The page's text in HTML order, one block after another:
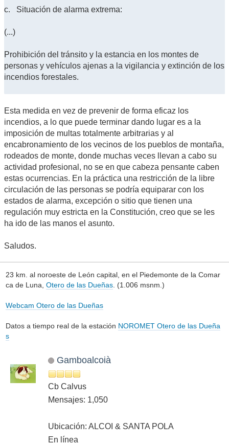
c. Situación de alarma extrema:
(...)
Prohibición del tránsito y la estancia en los montes de
personas y vehículos ajenas a la vigilancia y extinción de los
incendios forestales.
Esta medida en vez de prevenir de forma eficaz los
incendios, a lo que puede terminar dando lugar es a la
imposición de multas totalmente arbitrarias y al
encabronamiento de los vecinos de los pueblos de montaña,
rodeados de monte, donde muchas veces llevan a cabo su
actividad profesional, no se en que cabeza pensante caben
estas ocurrencias. En la práctica una restricción de la libre
circulación de las personas se podría equiparar con los
estados de alarma, excepción o sitio que tienen una
regulación muy estricta en la Constitución, creo que se les
ha ido de las manos el asunto.
Saludos.
23 km. al noroeste de León capital, en el Piedemonte de la Comar
ca de Luna, Otero de las Dueñas. (1.006 msnm.)
Webcam Otero de las Dueñas
Datos a tiempo real de la estación NOROMET Otero de las Dueña
s
Gamboalcoià
Cb Calvus
Mensajes: 1,050
Ubicación: ALCOI & SANTA POLA
En línea